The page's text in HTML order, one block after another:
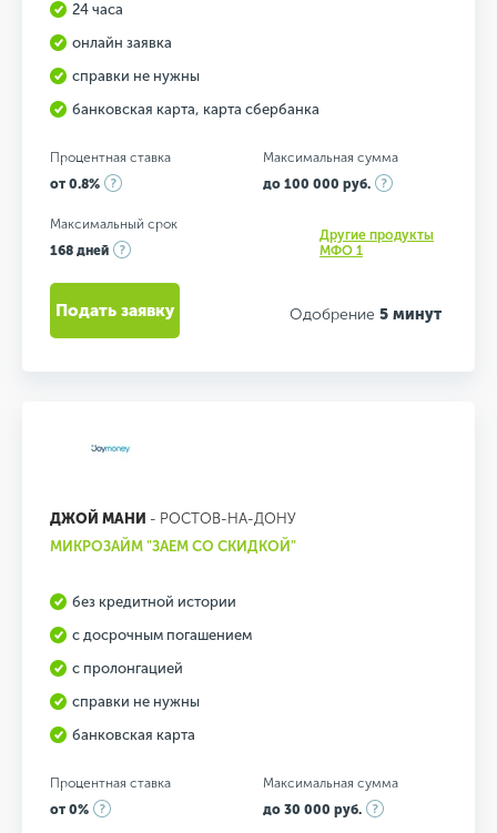
24 часа
онлайн заявка
справки не нужны
банковская карта, карта сбербанка
Процентная ставка
от 0.8%
Максимальная сумма
до 100 000 руб.
Максимальный срок
168 дней
Другие продукты
МФО 1
Одобрение 5 минут
Подать заявку
ДЖОЙ МАНИ - РОСТОВ-НА-ДОНУ
МИКРОЗАЙМ "ЗАЕМ СО СКИДКОЙ"
без кредитной истории
с досрочным погашением
с пролонгацией
справки не нужны
банковская карта
Процентная ставка
от 0%
Максимальная сумма
до 30 000 руб.